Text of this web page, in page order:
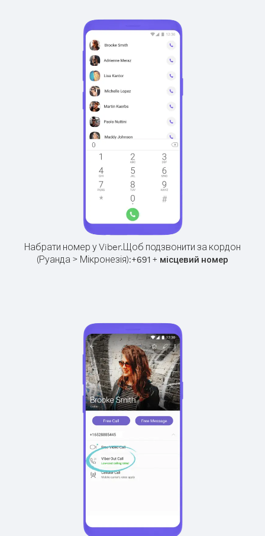
Набрати номер у Viber.Щоб подзвонити за кордон
(Руанда > Мікронезія):+691 + місцевий номер